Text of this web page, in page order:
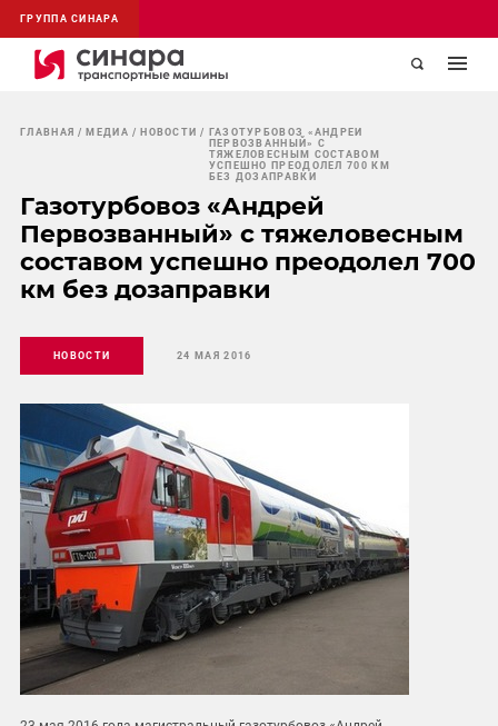
ГРУППА СИНАРА
ГЛАВНАЯ МЕДИА НОВОСТИ
ГАЗОТУРБОВОЗ «АНДРЕЙ
ПЕРВОЗВАННЫЙ» С
ТЯЖЕЛОВЕСНЫМ СОСТАВОМ
УСПЕШНО ПРЕОДОЛЕЛ 700 КМ
БЕЗ ДОЗАПРАВКИ
Газотурбовоз «Андрей
Первозванный» с тяжеловесным
составом успешно преодолел 700
км без дозаправки
НОВОСТИ 24 МАЯ 2016